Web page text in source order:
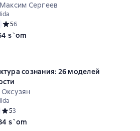
Сергеев
Средний рейтинг 5 на основе 6 оценок
56
s`om
сознания: 26 моделей
Средний рейтинг 5 на основе 3 оценок
53
s`om